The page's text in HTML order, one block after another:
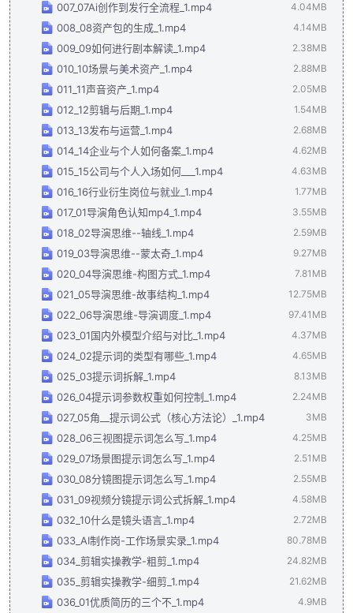
本课程不仅教授技术操作，更注重培养学员的导演思维与行业洞
察力。通过大量的案例拆解与实操演示，帮助学员掌握AI短剧从
0到1的完整创作方法。无论是希望转型的影视从业者，还是零基
础的内容创作者，都能从中获得切实可行的指导。
007_07Ai创作到发行全流程_1.mp4 4.04MB
008_08资产包的生成_1.mp4 4.14MB
009_09如何进行剧本解读_1.mp4 2.38MB
010_10场景与美术资产_1.mp4 2.88MB
011_11声音资产_1.mp4 2.05MB
012_12剪辑与后期_1.mp4 1.54MB
013_13发布与运营_1.mp4 2.68MB
014_14企业与个人如何备案_1.mp4 4.62MB
015_15公司与个人入场如何___1.mp4 4.63MB
016_16行业衍生岗位与就业_1.mp4 1.77MB
017_01导演角色认知mp4_1.mp4 3.55MB
018_02导演思维--轴线_1.mp4 2.59MB
019_03导演思维--蒙太奇_1.mp4 9.27MB
020_04导演思维-构图方式_1.mp4 7.81MB
021_05导演思维-故事结构_1.mp4 12.75MB
022_06导演思维-导演调度_1.mp4 97.41MB
023_01国内外模型介绍与对比_1.mp4 4.37MB
024_02提示词的类型有哪些_1.mp4 4.65MB
025_03提示词拆解_1.mp4 8.13MB
026_04提示词参数权重如何控制_1.mp4 2.24MB
027_05角__提示词公式（核心方法论）_1.mp4 3MB
028_06三视图提示词怎么写_1.mp4 4.25MB
029_07场景图提示词怎么写_1.mp4 2.51MB
030_08分镜图提示词怎么写_1.mp4 2.55MB
031_09视频分镜提示词公式拆解_1.mp4 4.58MB
032_10什么是镜头语言_1.mp4 2.72MB
033_AI制作岗-工作场景实录_1.mp4 80.78MB
034_剪辑实操教学-粗剪_1.mp4 24.82MB
035_剪辑实操教学-细剪_1.mp4 21.62MB
036_01优质简历的三个不_1.mp4 4.9MB